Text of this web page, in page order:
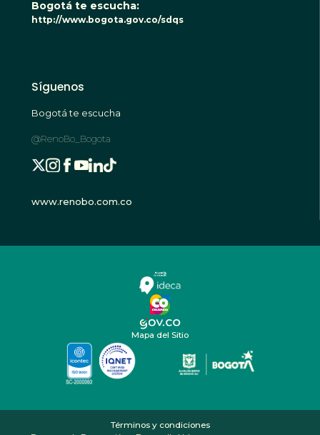
Bogotá te escucha:
http://www.bogota.gov.co/sdqs
Síguenos
Bogotá te escucha
@RenoBo_Bogota
www.renobo.com.co
Mapa del Sitio
Términos y condiciones